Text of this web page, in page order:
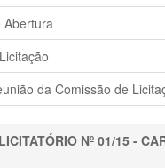
Abertura
da Comissão de
Nº 01/15 -